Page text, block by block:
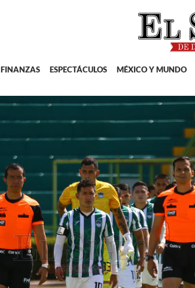
FINANZAS ESPECTÁCULOS MÉXICO Y MUNDO